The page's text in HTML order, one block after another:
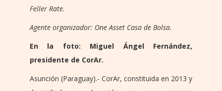
Feller Rate.
Agente organizador: One Asset Casa de Bolsa.
En la foto: Miguel Ángel Fernández,
presidente de CorAr.
Asunción (Paraguay).- CorAr, constituida en 2013 y